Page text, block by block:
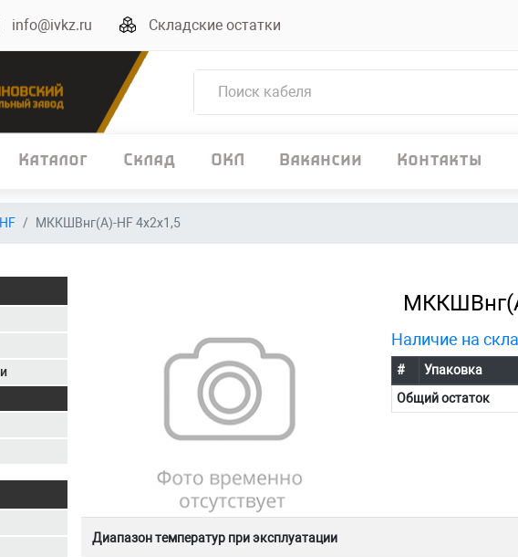
info@ivkz.ru Складские остатки
Каталог Склад ОКЛ Вакансии Контакты
МККШВнг(А)-HF 4х2х1,5
Наличие на
# Упаковка
Общий остаток
Диапазон температур при эксплуатации